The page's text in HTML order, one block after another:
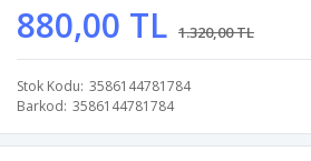
880,00 TL 1.320,00 TL
Stok Kodu 3586144781784
Barkod 3586144781784